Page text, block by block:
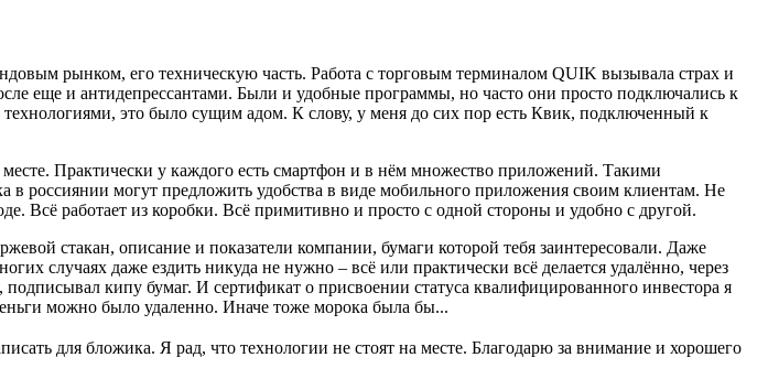
рынком, его техническую часть. Работа с торговым терминалом QUIK вызывала страх и
еще и антидепрессантами. Были и удобные программы, но часто они просто подключались к
это было сущим адом. К слову, у меня до сих пор есть Квик, подключенный к
месте. Практически у каждого есть смартфон и в нём множество приложений. Такими
россиянии могут предложить удобства в виде мобильного приложения своим клиентам. Не
Всё работает из коробки. Всё примитивно и просто с одной стороны и удобно с другой.
стакан, описание и показатели компании, бумаги которой тебя заинтересовали. Даже
случаях даже ездить никуда не нужно – всё или практически всё делается удалённо, через
кипу бумаг. И сертификат о присвоении статуса квалифицированного инвестора я
можно было удаленно. Иначе тоже морока была бы...
для бложика. Я рад, что технологии не стоят на месте. Благодарю за внимание и хорошего